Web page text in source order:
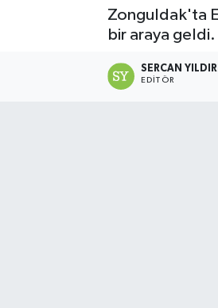
Zonguldak'ta
bir araya geldi.
SERCAN
EDITÖR
RESMİ İLAN
Haber Arşivi